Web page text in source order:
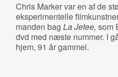
Chris Marker var en af de
eksperimentelle
manden bag La Jetee, som
dvd med næste nummer. I
hjem, 91 år gammel.